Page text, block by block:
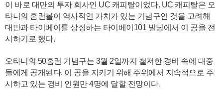
이 바로 대만의 투자 회사인 UC 캐피탈이었다. UC 캐피탈은 오
타니의 홈런볼이 역사적인 가치가 있는 기념구인 것을 고려해
대만과 타이베이를 상징하는 타이베이101 빌딩에서 이 공을 전
시하기로 했다.
오타니의 50홈런 기념구는 3월 2일까지 철저한 경비 속에 대중
들에게 공개된다. 이 공을 지키기 위해 주위에서 지속적으로 주
시하고 있는 경비 인원만 4명에 달할 전망이다.